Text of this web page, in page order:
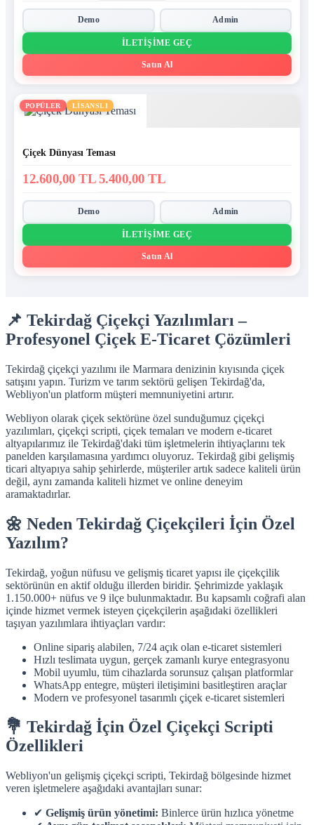
Demo Admin
İLETIŞIME GEÇ
Satın Al
POPÜLER LİSANSLI
Çiçek Dünyası Teması
12.600,00 TL5.400,00 TL
Demo Admin
İLETIŞIME GEÇ
Satın Al
📌 Tekirdağ Çiçekçi Yazılımları –
Profesyonel Çiçek E-Ticaret Çözümleri
Tekirdağ çiçekçi yazılımı ile Marmara denizinin kıyısında çiçek
satışını yapın. Turizm ve tarım sektörü gelişen Tekirdağ'da,
Webliyon'un platform müşteri memnuniyetini artırır.
Webliyon olarak çiçek sektörüne özel sunduğumuz çiçekçi
yazılımları, çiçekçi scripti, çiçek temaları ve modern e-ticaret
altyapılarımız ile Tekirdağ'daki tüm işletmelerin ihtiyaçlarını tek
panelden karşılamasına yardımcı oluyoruz. Tekirdağ gibi gelişmiş
ticari altyapıya sahip şehirlerde, müşteriler artık sadece kaliteli ürün
değil, aynı zamanda kaliteli hizmet ve online deneyim
aramaktadırlar.
🌼 Neden Tekirdağ Çiçekçileri İçin Özel
Yazılım?
Tekirdağ, yoğun nüfusu ve gelişmiş ticaret yapısı ile çiçekçilik
sektörünün en aktif olduğu illerden biridir. Şehrimizde yaklaşık
1.150.000+ nüfus ve 9 ilçe bulunmaktadır. Bu kapsamlı coğrafi alan
içinde hizmet vermek isteyen çiçekçilerin aşağıdaki özellikleri
taşıyan yazılımlara ihtiyaçları vardır:
Online sipariş alabilen, 7/24 açık olan e-ticaret sistemleri
Hızlı teslimata uygun, gerçek zamanlı kurye entegrasyonu
Mobil uyumlu, tüm cihazlarda sorunsuz çalışan platformlar
WhatsApp entegre, müşteri iletişimini basitleştiren araçlar
Modern ve profesyonel tasarımlı çiçek e-ticaret sistemleri
💐 Tekirdağ İçin Özel Çiçekçi Scripti
Özellikleri
Webliyon'un gelişmiş çiçekçi scripti, Tekirdağ bölgesinde hizmet
veren işletmelere aşağıdaki avantajları sunar:
✔ Gelişmiş ürün yönetimi: Binlerce ürün hızlıca yönetme